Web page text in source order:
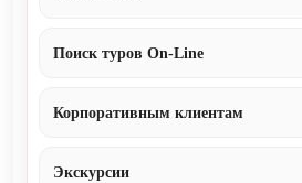
Поиск туров On-Line
Корпоративным клиентам
Экскурсии